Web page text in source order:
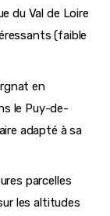
du Val de Loire
(faible
en
le Puy-de-
adapté à sa
parcelles
les altitudes